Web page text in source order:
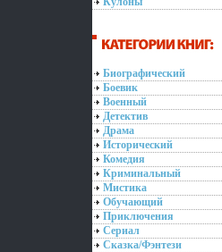
Биографический
Боевик
Военный
Детектив
Драма
Исторический
Комедия
Криминальный
Мистика
Обучающий
Приключения
Сериал
Сказка/Фэнтези